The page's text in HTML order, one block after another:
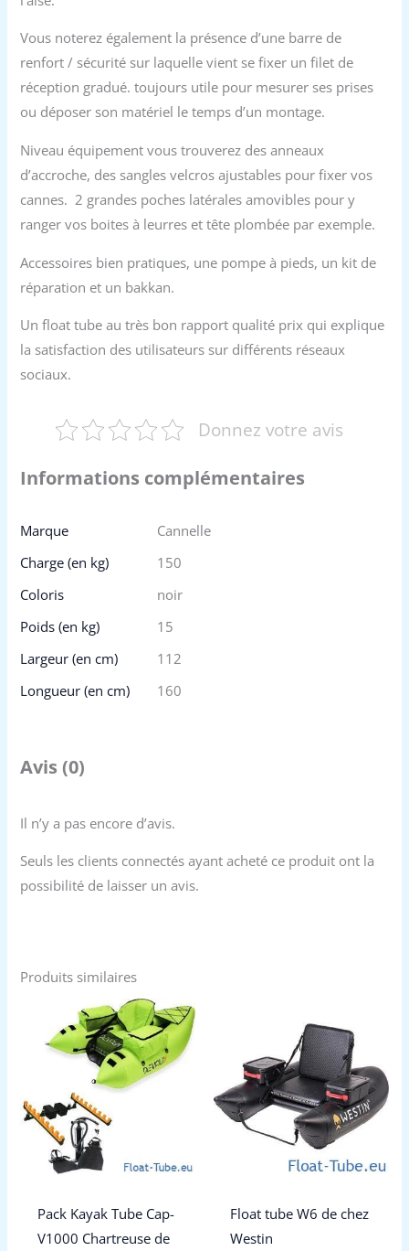
Vous noterez également la présence d’une barre de
renfort / sécurité sur laquelle vient se fixer un filet de
réception gradué. toujours utile pour mesurer ses prises
ou déposer son matériel le temps d’un montage.
Niveau équipement vous trouverez des anneaux
d’accroche, des sangles velcros ajustables pour fixer vos
cannes. 2 grandes poches latérales amovibles pour y
ranger vos boites à leurres et tête plombée par exemple.
Accessoires bien pratiques, une pompe à pieds, un kit de
réparation et un bakkan.
Un float tube au très bon rapport qualité prix qui explique
la satisfaction des utilisateurs sur différents réseaux
sociaux.
Donnez votre avis
Informations complémentaires
Marque
Cannelle
Charge (en kg)
150
Coloris
noir
Poids (en kg)
15
Largeur (en cm)
112
Longueur (en cm)
160
Avis (0)
Il n’y a pas encore d’avis.
Seuls les clients connectés ayant acheté ce produit ont la
possibilité de laisser un avis.
Produits similaires
Pack Kayak Tube Cap-
V1000 Chartreuse de
Float tube W6 de chez
Westin